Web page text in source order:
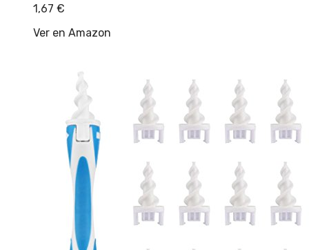
1,67 €
Ver en Amazon